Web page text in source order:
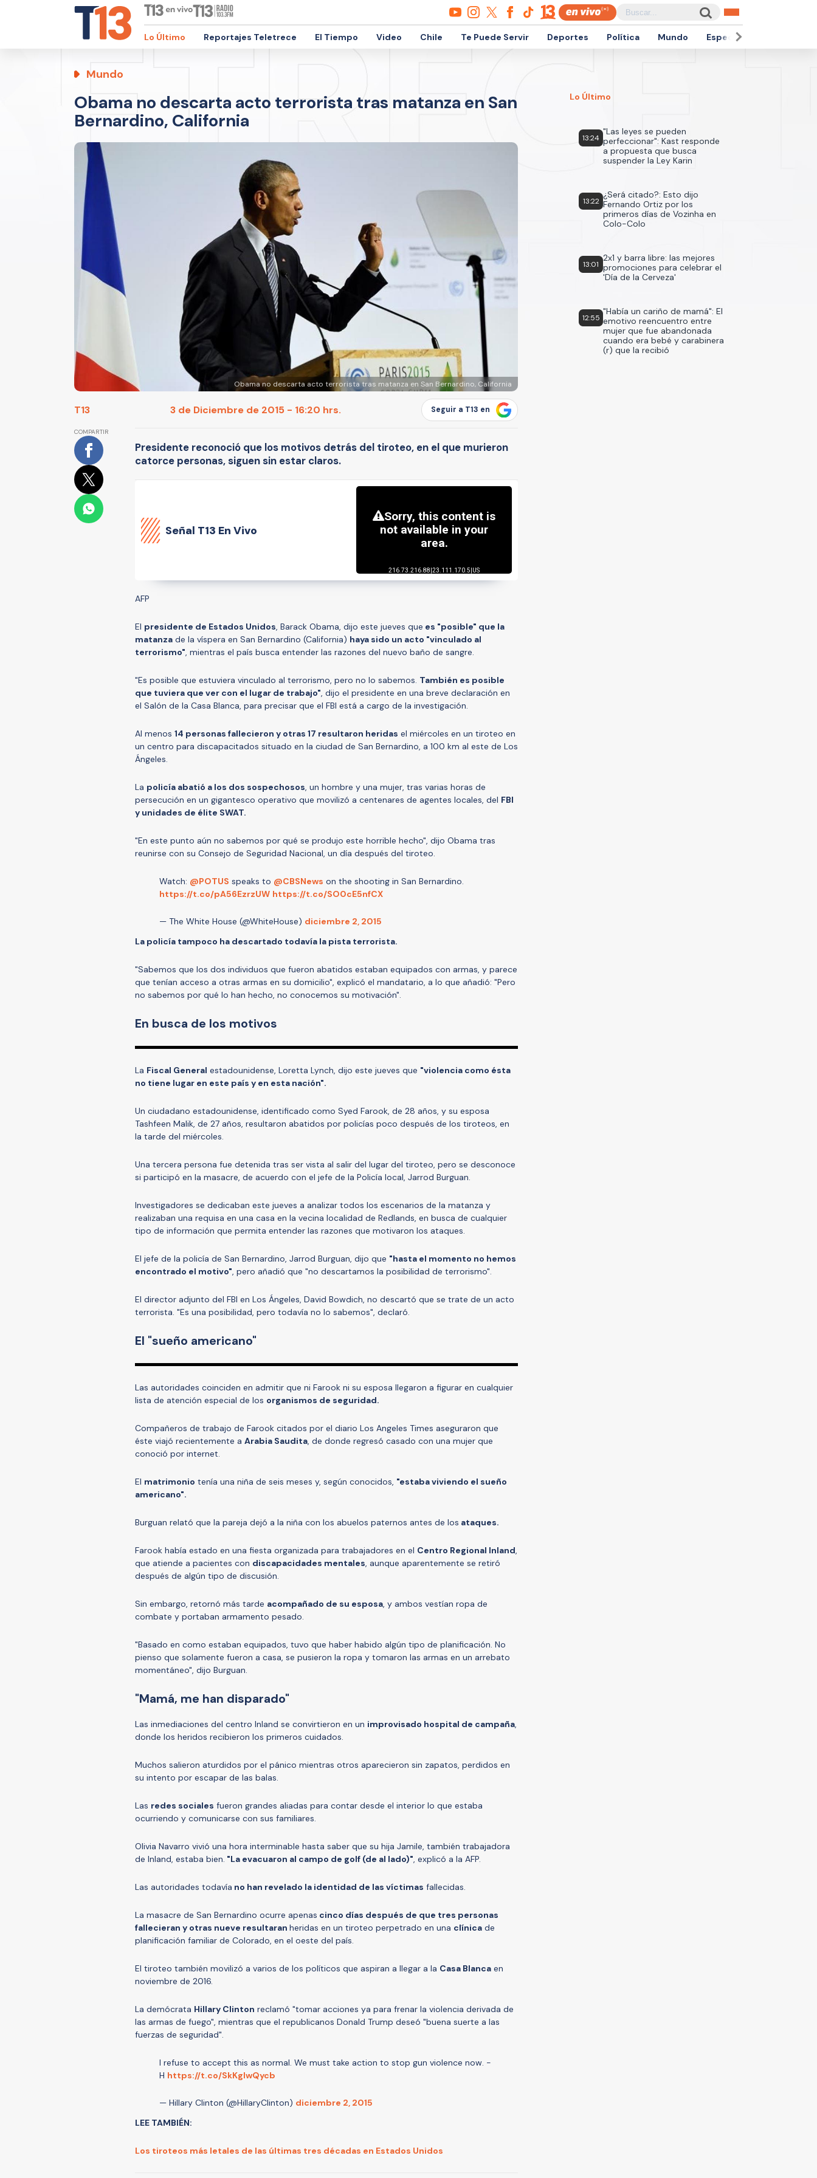
Lo Último Reportajes Teletrece El Tiempo Video Chile Te Puede Servir Deportes Política Mundo Espectáculos
Mundo
Obama no descarta acto terrorista tras matanza en San
Bernardino, California
Obama no descarta acto terrorista tras matanza en San Bernardino, California
T13 3 de Diciembre de 2015 - 16:20 hrs. Seguir a T13 en
COMPARTIR
Presidente reconoció que los motivos detrás del tiroteo, en el que murieron
catorce personas, siguen sin estar claros.
Señal T13 En Vivo
AFP
El presidente de Estados Unidos, Barack Obama, dijo este jueves que es "posible" que la
matanza de la víspera en San Bernardino (California) haya sido un acto "vinculado al
terrorismo", mientras el país busca entender las razones del nuevo baño de sangre.
"Es posible que estuviera vinculado al terrorismo, pero no lo sabemos. También es posible
que tuviera que ver con el lugar de trabajo", dijo el presidente en una breve declaración en
el Salón de la Casa Blanca, para precisar que el FBI está a cargo de la investigación.
Al menos 14 personas fallecieron y otras 17 resultaron heridas el miércoles en un tiroteo en
un centro para discapacitados situado en la ciudad de San Bernardino, a 100 km al este de Los
Ángeles.
La policía abatió a los dos sospechosos, un hombre y una mujer, tras varias horas de
persecución en un gigantesco operativo que movilizó a centenares de agentes locales, del FBI
y unidades de élite SWAT.
"En este punto aún no sabemos por qué se produjo este horrible hecho", dijo Obama tras
reunirse con su Consejo de Seguridad Nacional, un día después del tiroteo.
Watch: @POTUS speaks to @CBSNews on the shooting in San Bernardino.
https://t.co/pA56EzrzUW https://t.co/SO0cE5nfCX
— The White House (@WhiteHouse) diciembre 2, 2015
La policía tampoco ha descartado todavía la pista terrorista.
"Sabemos que los dos individuos que fueron abatidos estaban equipados con armas, y parece
que tenían acceso a otras armas en su domicilio", explicó el mandatario, a lo que añadió: "Pero
no sabemos por qué lo han hecho, no conocemos su motivación".
En busca de los motivos
La Fiscal General estadounidense, Loretta Lynch, dijo este jueves que "violencia como ésta
no tiene lugar en este país y en esta nación".
Un ciudadano estadounidense, identificado como Syed Farook, de 28 años, y su esposa
Tashfeen Malik, de 27 años, resultaron abatidos por policías poco después de los tiroteos, en
la tarde del miércoles.
Una tercera persona fue detenida tras ser vista al salir del lugar del tiroteo, pero se desconoce
si participó en la masacre, de acuerdo con el jefe de la Policía local, Jarrod Burguan.
Investigadores se dedicaban este jueves a analizar todos los escenarios de la matanza y
realizaban una requisa en una casa en la vecina localidad de Redlands, en busca de cualquier
tipo de información que permita entender las razones que motivaron los ataques.
El jefe de la policía de San Bernardino, Jarrod Burguan, dijo que "hasta el momento no hemos
encontrado el motivo", pero añadió que "no descartamos la posibilidad de terrorismo".
El director adjunto del FBI en Los Ángeles, David Bowdich, no descartó que se trate de un acto
terrorista. "Es una posibilidad, pero todavía no lo sabemos", declaró.
El "sueño americano"
Las autoridades coinciden en admitir que ni Farook ni su esposa llegaron a figurar en cualquier
lista de atención especial de los organismos de seguridad.
Compañeros de trabajo de Farook citados por el diario Los Angeles Times aseguraron que
éste viajó recientemente a Arabia Saudita, de donde regresó casado con una mujer que
conoció por internet.
El matrimonio tenía una niña de seis meses y, según conocidos, "estaba viviendo el sueño
americano".
Burguan relató que la pareja dejó a la niña con los abuelos paternos antes de los ataques.
Farook había estado en una fiesta organizada para trabajadores en el Centro Regional Inland,
que atiende a pacientes con discapacidades mentales, aunque aparentemente se retiró
después de algún tipo de discusión.
Sin embargo, retornó más tarde acompañado de su esposa, y ambos vestían ropa de
combate y portaban armamento pesado.
"Basado en como estaban equipados, tuvo que haber habido algún tipo de planificación. No
pienso que solamente fueron a casa, se pusieron la ropa y tomaron las armas en un arrebato
momentáneo", dijo Burguan.
"Mamá, me han disparado"
Las inmediaciones del centro Inland se convirtieron en un improvisado hospital de campaña,
donde los heridos recibieron los primeros cuidados.
Muchos salieron aturdidos por el pánico mientras otros aparecieron sin zapatos, perdidos en
su intento por escapar de las balas.
Las redes sociales fueron grandes aliadas para contar desde el interior lo que estaba
ocurriendo y comunicarse con sus familiares.
Olivia Navarro vivió una hora interminable hasta saber que su hija Jamile, también trabajadora
de Inland, estaba bien. "La evacuaron al campo de golf (de al lado)", explicó a la AFP.
Las autoridades todavía no han revelado la identidad de las víctimas fallecidas.
La masacre de San Bernardino ocurre apenas cinco días después de que tres personas
fallecieran y otras nueve resultaran heridas en un tiroteo perpetrado en una clínica de
planificación familiar de Colorado, en el oeste del país.
El tiroteo también movilizó a varios de los políticos que aspiran a llegar a la Casa Blanca en
noviembre de 2016.
La demócrata Hillary Clinton reclamó "tomar acciones ya para frenar la violencia derivada de
las armas de fuego", mientras que el republicanos Donald Trump deseó "buena suerte a las
fuerzas de seguridad".
I refuse to accept this as normal. We must take action to stop gun violence now. -
H https://t.co/SkKglwQycb
— Hillary Clinton (@HillaryClinton) diciembre 2, 2015
LEE TAMBIÉN:
Los tiroteos más letales de las últimas tres décadas en Estados Unidos
Lo Último
13:24
"Las leyes se pueden
perfeccionar": Kast responde
a propuesta que busca
suspender la Ley Karin
13:22
¿Será citado?: Esto dijo
Fernando Ortiz por los
primeros días de Vozinha en
Colo-Colo
13:01
2x1 y barra libre: las mejores
promociones para celebrar el
'Día de la Cerveza'
12:55
"Había un cariño de mamá": El
emotivo reencuentro entre
mujer que fue abandonada
cuando era bebé y carabinera
(r) que la recibió